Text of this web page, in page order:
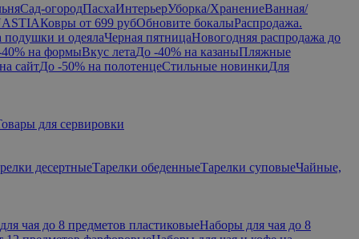
Сад-огородПасхаИнтерьерУборка/ХранениеВанная/
Ковры от 699 рубОбновите бокалыРаспродажа.
подушки и одеялаЧерная пятницаНовогодняя распродажа до
на формыВкус летаДо -40% на казаныПляжные
сайтДо -50% на полотенцеСтильные новинкиДля
для сервировки
десертныеТарелки обеденныеТарелки суповыеЧайные,
чая до 8 предметов пластиковыеНаборы для чая до 8